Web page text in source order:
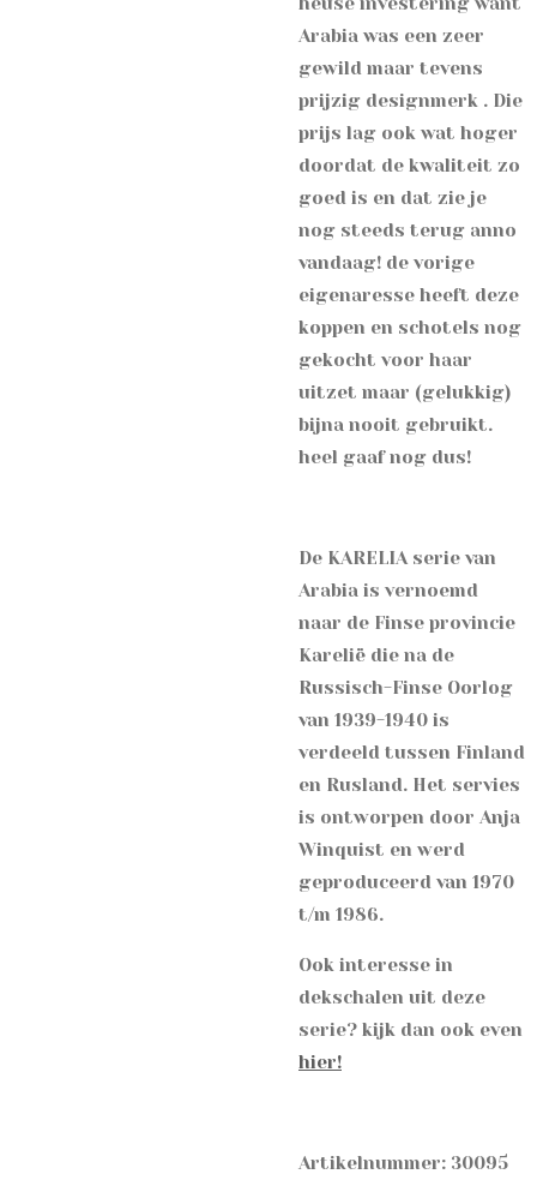
Arabia was een zeer
gewild maar tevens
prijzig designmerk . Die
prijs lag ook wat hoger
doordat de kwaliteit zo
goed is en dat zie je
nog steeds terug anno
vandaag! de vorige
eigenaresse heeft deze
koppen en schotels nog
gekocht voor haar
uitzet maar (gelukkig)
bijna nooit gebruikt.
heel gaaf nog dus!
De KARELIA serie van
Arabia is vernoemd
naar de Finse provincie
Karelië die na de
Russisch-Finse Oorlog
van 1939-1940 is
verdeeld tussen Finland
en Rusland. Het servies
is ontworpen door Anja
Winquist en werd
geproduceerd van 1970
t/m 1986.
Ook interesse in
dekschalen uit deze
serie? kijk dan ook even
hier!
Artikelnummer: 30095